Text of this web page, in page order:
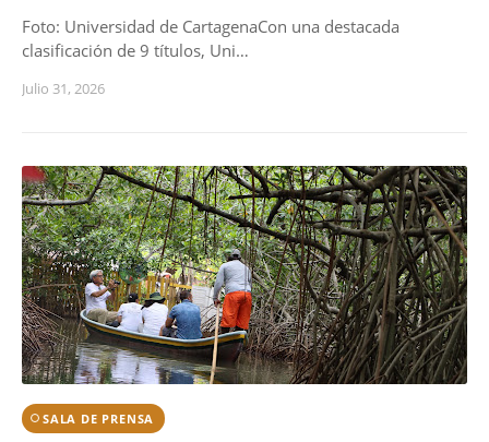
Foto: Universidad de CartagenaCon una destacada
clasificación de 9 títulos, Uni…
Julio 31, 2026
SALA DE PRENSA